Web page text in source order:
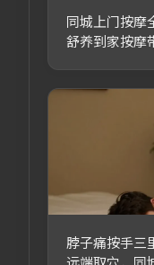
同城上门按摩
舒养到家按摩
脖子痛按手三